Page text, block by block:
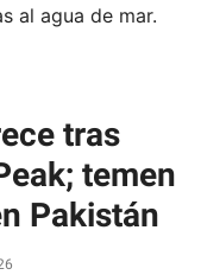
al agua de mar.
tras
temen
Pakistán